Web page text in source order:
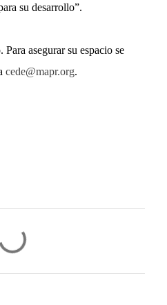
su desarrollo”.
asegurar su espacio se
cede@mapr.org.